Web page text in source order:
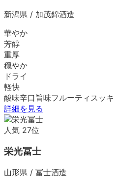
新潟県 / 加茂錦酒造
華やか
芳醇
重厚
穏やか
ドライ
軽快
酸味辛口 旨味フルーティ スッキ
詳細を見る
人気 27位
栄光冨士
山形県 / 冨士酒造